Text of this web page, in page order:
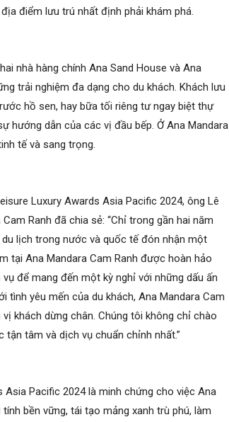
điểm lưu trú nhất định phải khám phá.
nhà hàng chính Ana Sand House và Ana
trải nghiệm đa dạng cho du khách. Khách lưu
hồ sen, hay bữa tối riêng tư ngay biệt thự
hướng dẫn của các vị đầu bếp. Ở Ana Mandara
tế và sang trọng.
Luxury Awards Asia Pacific 2024, ông Lê
Ranh đã chia sẻ: “Chỉ trong gần hai năm
lịch trong nước và quốc tế đón nhận một
tại Ana Mandara Cam Ranh được hoàn hảo
để mang đến một kỳ nghỉ với những dấu ấn
tình yêu mến của du khách, Ana Mandara Cam
khách dừng chân. Chúng tôi không chỉ chào
tâm và dịch vụ chuẩn chỉnh nhất.”
Pacific 2024 là minh chứng cho việc Ana
bền vững, tái tạo mảng xanh trù phú, làm